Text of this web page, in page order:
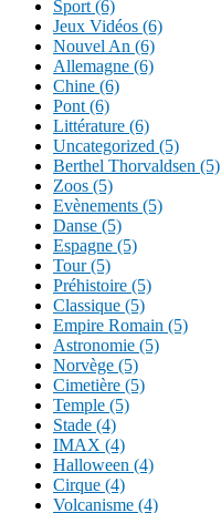
Sport (6)
Jeux Vidéos (6)
Nouvel An (6)
Allemagne (6)
Chine (6)
Pont (6)
Littérature (6)
Uncategorized (5)
Berthel Thorvaldsen (5)
Zoos (5)
Evènements (5)
Danse (5)
Espagne (5)
Tour (5)
Préhistoire (5)
Classique (5)
Empire Romain (5)
Astronomie (5)
Norvège (5)
Cimetière (5)
Temple (5)
Stade (4)
IMAX (4)
Halloween (4)
Cirque (4)
Volcanisme (4)